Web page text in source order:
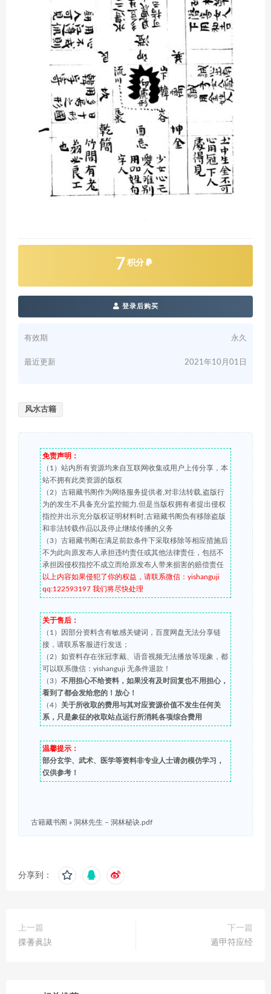
7 积分
登录后购买
有效期 永久
最近更新 2021年10月01日
风水古籍
免责声明：
（1）站内所有资源均来自互联网收集或用户上传分享，本
站不拥有此类资源的版权
（2）古籍藏书阁作为网络服务提供者,对非法转载,盗版行
为的发生不具备充分监控能力.但是当版权拥有者提出侵权
指控并出示充分版权证明材料时,古籍藏书阁负有移除盗版
和非法转载作品以及停止继续传播的义务
（3）古籍藏书阁在满足前款条件下采取移除等相应措施后
不为此向原发布人承担违约责任或其他法律责任，包括不
承担因侵权指控不成立而给原发布人带来损害的赔偿责任
以上内容如果侵犯了你的权益，请联系微信：yishanguji
qq:122593197 我们将尽快处理
关于售后：
（1）因部分资料含有敏感关键词，百度网盘无法分享链
接，请联系客服进行发送；
（2）如资料存在张冠李戴、语音视频无法播放等现象，都
可以联系微信：yishanguji 无条件退款！
（3） 不用担心不给资料，如果没有及时回复也不用担心，
看到了都会发给您的！放心！
（4） 关于所收取的费用与其对应资源价值不发生任何关
系，只是象征的收取站点运行所消耗各项综合费用
温馨提示：
部分玄学、武术、医学等资料非专业人士请勿模仿学习，
仅供参考！
古籍藏书阁 » 洞林先生 – 洞林秘诀.pdf
分享到：
上一篇
揲蓍眞訣
下一篇
遁甲符应经